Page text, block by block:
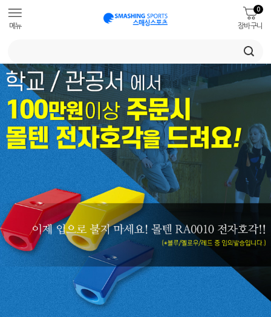
메뉴 장바구니
0